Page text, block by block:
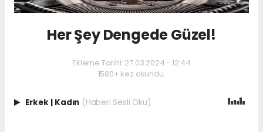
Her Şey Dengede Güzel!
Ekleme Tarihi: 27.03.2024 - 12:44
1580+ kez okundu.
Erkek Kadın (Haberi Sesli Oku)